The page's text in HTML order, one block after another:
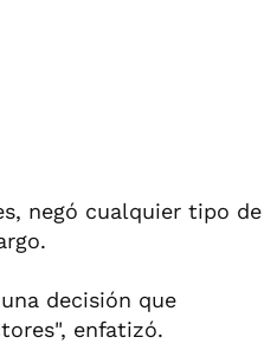
negó cualquier tipo de
decisión que
enfatizó.